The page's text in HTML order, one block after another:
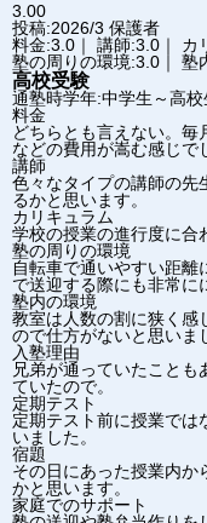
3.00
投稿:2026/3 保護者
料金:3.0｜ 講師:3.0｜ カ
塾の周りの環境:3.0｜ 塾
高校受験
通塾時学年:中学生～高校
料金
どちらとも言えない。毎
などの費用が嵩む感じで
講師
色々なタイプの講師の先
るかと思います。
カリキュラム
学校の授業の進行度に合
塾の周りの環境
自転車で通いやすい距
で送迎する際にも非常に
塾内の環境
教室は人数の割に狭く感
ので仕方がないと思いま
入塾理由
兄弟が通っていたこと
ていたので。
定期テスト
定期テスト前に授業では
いました。
宿題
その日にあった授業内か
かと思います。
家庭でのサポート